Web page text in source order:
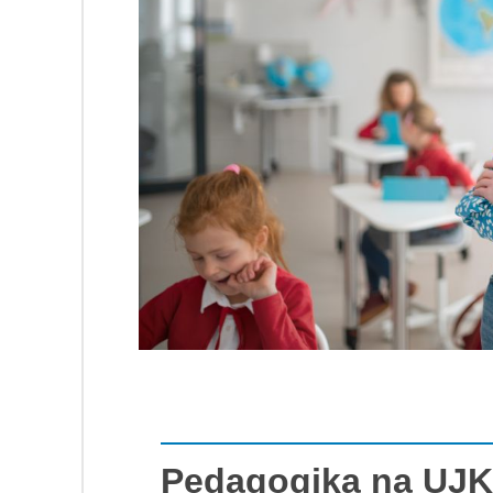
Pedagogika na UJK